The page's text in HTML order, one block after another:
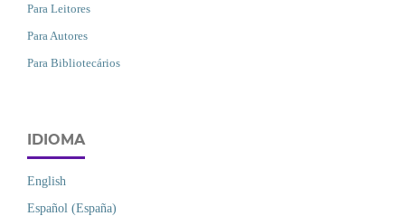
Para Leitores
Para Autores
Para Bibliotecários
IDIOMA
English
Español (España)